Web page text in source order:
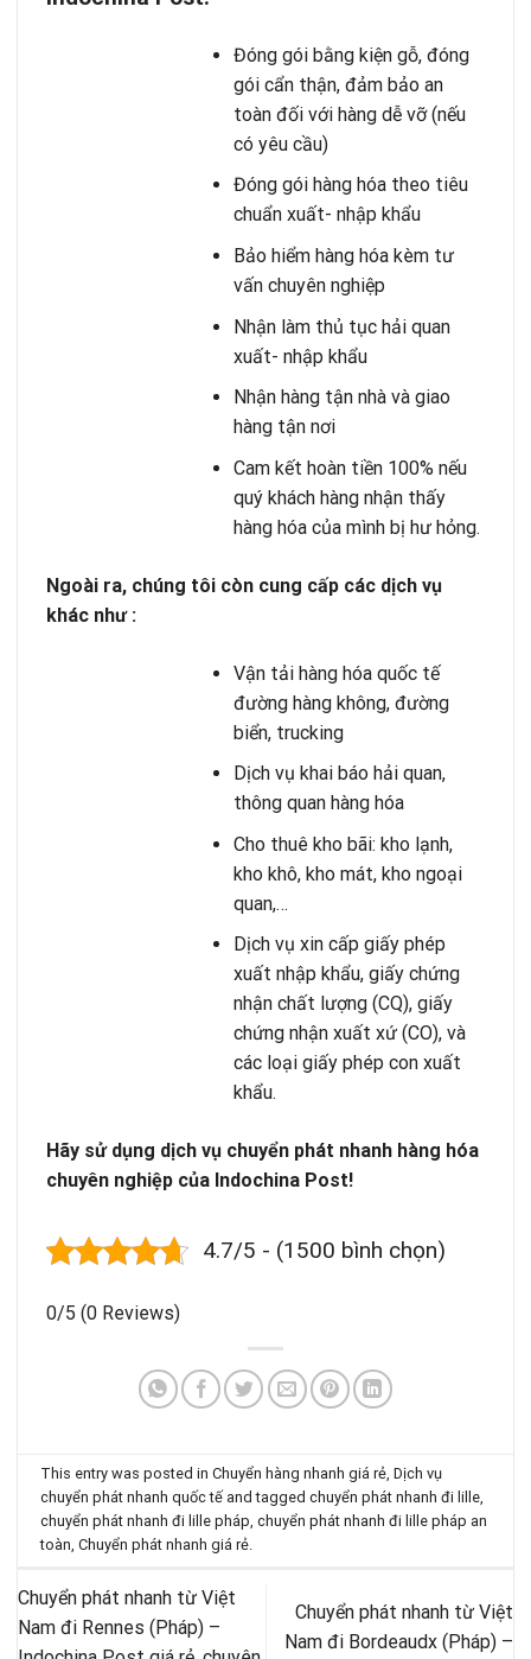
Đóng gói bằng kiện gỗ, đóng
gói cẩn thận, đảm bảo an
toàn đối với hàng dễ vỡ (nếu
có yêu cầu)
Đóng gói hàng hóa theo tiêu
chuẩn xuất- nhập khẩu
Bảo hiểm hàng hóa kèm tư
vấn chuyên nghiệp
Nhận làm thủ tục hải quan
xuất- nhập khẩu
Nhận hàng tận nhà và giao
hàng tận nơi
Cam kết hoàn tiền 100% nếu
quý khách hàng nhận thấy
hàng hóa của mình bị hư hỏng.
Ngoài ra, chúng tôi còn cung cấp các dịch vụ
khác như :
Vận tải hàng hóa quốc tế
đường hàng không, đường
biển, trucking
Dịch vụ khai báo hải quan,
thông quan hàng hóa
Cho thuê kho bãi: kho lạnh,
kho khô, kho mát, kho ngoại
quan,…
Dịch vụ xin cấp giấy phép
xuất nhập khẩu, giấy chứng
nhận chất lượng (CQ), giấy
chứng nhận xuất xứ (CO), và
các loại giấy phép con xuất
khẩu.
Hãy sử dụng dịch vụ chuyển phát nhanh hàng hóa
chuyên nghiệp của Indochina Post!
4.7/5 - (1500 bình chọn)
0/5 (0 Reviews)
This entry was posted inChuyển hàng nhanh giá rẻ,Dịch vụ
chuyển phát nhanh quốc tế and taggedchuyển phát nhanh đi lille,
chuyển phát nhanh đi lille pháp,chuyển phát nhanh đi lille pháp an
toàn,Chuyển phát nhanh giá rẻ.
Chuyển phát nhanh từ Việt
Nam đi Rennes (Pháp) –
Chuyển phát nhanh từ Việt
Nam đi Bordeaudx (Pháp) –